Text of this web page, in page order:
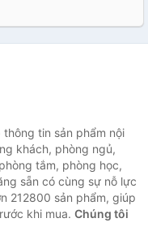
tin sản phẩm nội
khách, phòng ngủ,
tắm, phòng học,
sẵn có cùng sự nỗ lực
212800 sản phẩm, giúp
khi mua. Chúng tôi